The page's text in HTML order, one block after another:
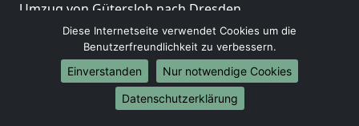
Umzug von Gütersloh nach Dresden
Umzug von Gütersloh nach Hannover
Umzug von Gütersloh nach Nürnberg
Umzug von Gütersloh nach Duisburg
Umzug von Gütersloh nach Bochum
Umzug von Gütersloh nach Wuppertal
Diese Internetseite verwendet Cookies um die
Benutzerfreundlichkeit zu verbessern.
Einverstanden
Nur notwendige Cookies
Datenschutzerklärung